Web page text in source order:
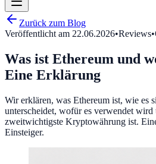
Zurück zum Blog
Veröffentlicht am 22.06.2026•Reviews•
Was ist Ethereum und
Eine Erklärung
Wir erklären, was Ethereum ist, wie es
unterscheidet, wofür es verwendet
zweitwichtigste Kryptowährung ist.
Einsteiger.